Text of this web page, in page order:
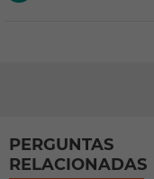
PERGUNTAS
RELACIONADAS